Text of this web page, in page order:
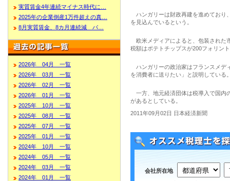
実質賃金4年連続マイナス時代に…
2025年の企業倒産1万件超えの真…
8月実質賃金、8カ月連続減 パ…
2026年 04月 一覧
2026年 03月 一覧
2026年 02月 一覧
2026年 01月 一覧
2025年 10月 一覧
2025年 08月 一覧
2025年 07月 一覧
2025年 01月 一覧
2024年 10月 一覧
2024年 05月 一覧
2024年 03月 一覧
2024年 01月 一覧
ハンガリーは財政再建を進めており
を見込んでいるという。
欧米メディアによると、包装された
税額はポテトチップスが200フォリン
ハンガリーの政治家はフランスメデ
を消費者に送りたい」と説明している
一方、地元経済団体は税導入で国内
があるとしている。
2011年09月02日 日本経済新聞
会社所在地